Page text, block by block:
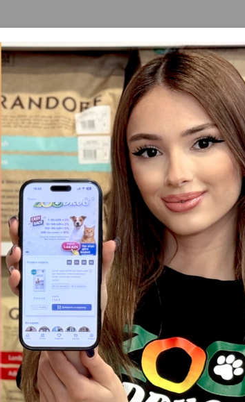
0,3%; сырое масло и жиры 5%, сырая
времени года, состояния и активности
в течение 2 дней. Помните, что у
Смотреть
В
ВЛАЖНЫЙ КОРМ ROYAL CANIN HAIR
SKIN JELLY ДЛЯ ВЗРОСЛЫХ КОШЕК
КРАСОТЫ И ЗДОРОВЬЯ ШЕРСТИ СО
ВКУСОМ КУРИЦЫ В ЖЕЛЕ 85 ГР.